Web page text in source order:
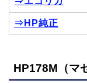
⇒HP純正
HP178M（マ